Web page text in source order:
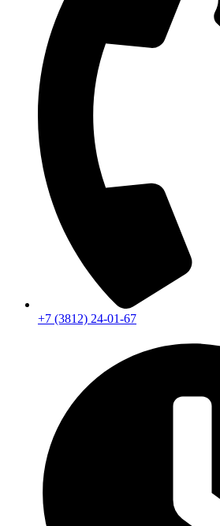
+7 (3812) 24-01-67